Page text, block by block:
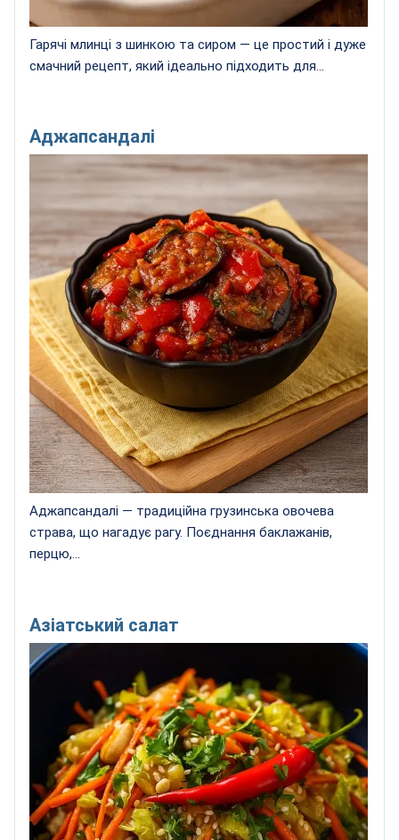
Гарячі млинці з шинкою та сиром — це простий і дуже
смачний рецепт, який ідеально підходить для...
Аджапсандалі
Аджапсандалі — традиційна грузинська овочева
страва, що нагадує рагу. Поєднання баклажанів,
перцю,...
Азіатський салат